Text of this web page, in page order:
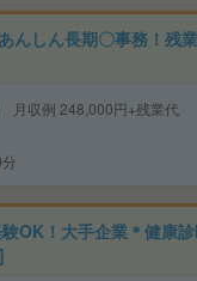
んしん長期〇事務！残
月収例 248,000円+残業代
OK！大手企業＊健康